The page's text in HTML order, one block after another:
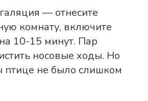
— отнесите
комнату, включите
10-15 минут. Пар
носовые ходы. Но
птице не было слишком